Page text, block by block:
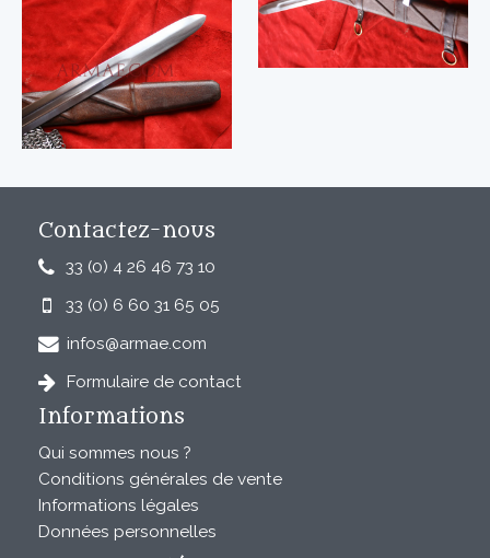
Contactez-nous
33 (0) 4 26 46 73 10
33 (0) 6 60 31 65 05
infos@armae.com
Formulaire de contact
Informations
Qui sommes nous ?
Conditions générales de vente
Informations légales
Données personnelles